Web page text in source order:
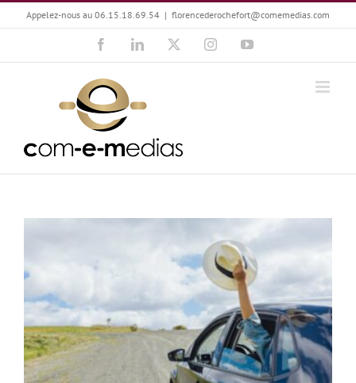
Passer
au
Appelez-nous au 06.15.18.69.54 | florencederochefort@comemedias.com
FacebookLinkedIn InstagramYouTube
Joël Zanelli, la passion qui roule !